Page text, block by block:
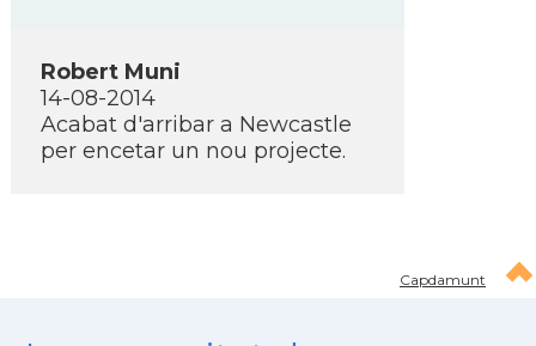
Robert Muni
14-08-2014
Acabat d'arribar a Newcastle
per encetar un nou projecte.
Capdamunt